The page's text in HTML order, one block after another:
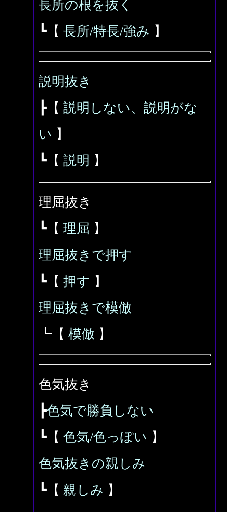
長所の根を抜く
┗【 長所/特長/強み 】
説明抜き
┣【 説明しない、説明がな
い 】
┗【 説明 】
理屈抜き
┗【 理屈 】
理屈抜きで押す
┗【 押す 】
理屈抜きで模倣
┗【 模倣 】
色気抜き
┣色気で勝負しない
┗【 色気/色っぽい 】
色気抜きの親しみ
┗【 親しみ 】